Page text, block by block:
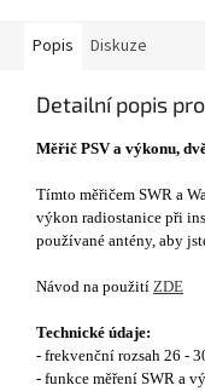
Popis Diskuze
Detailní popis
Měřič PSV a výkonu,
Tímto měřičem SWR a
výkon radiostanice při
používané antény, aby
Návod na použití ZDE
Technické údaje:
- frekvenční rozsah 26 -
- funkce měření SWR a